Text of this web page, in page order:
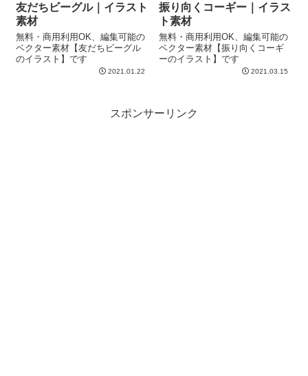
友だちビーグル｜イラスト
素材
無料・商用利用OK、編集可能の
ベクター素材【友だちビーグル
のイラスト】です
2021.01.22
振り向くコーギー｜イラス
ト素材
無料・商用利用OK、編集可能の
ベクター素材【振り向くコーギ
ーのイラスト】です
2021.03.15
スポンサーリンク